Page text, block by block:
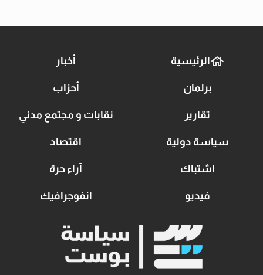
الرئيسية أخبار
برلمان أحزاب
تقارير نقابات و مجتمع مدني
سياسة دولية اقتصاد
اشتباك آراء حرة
فيديو انفوجرافيك